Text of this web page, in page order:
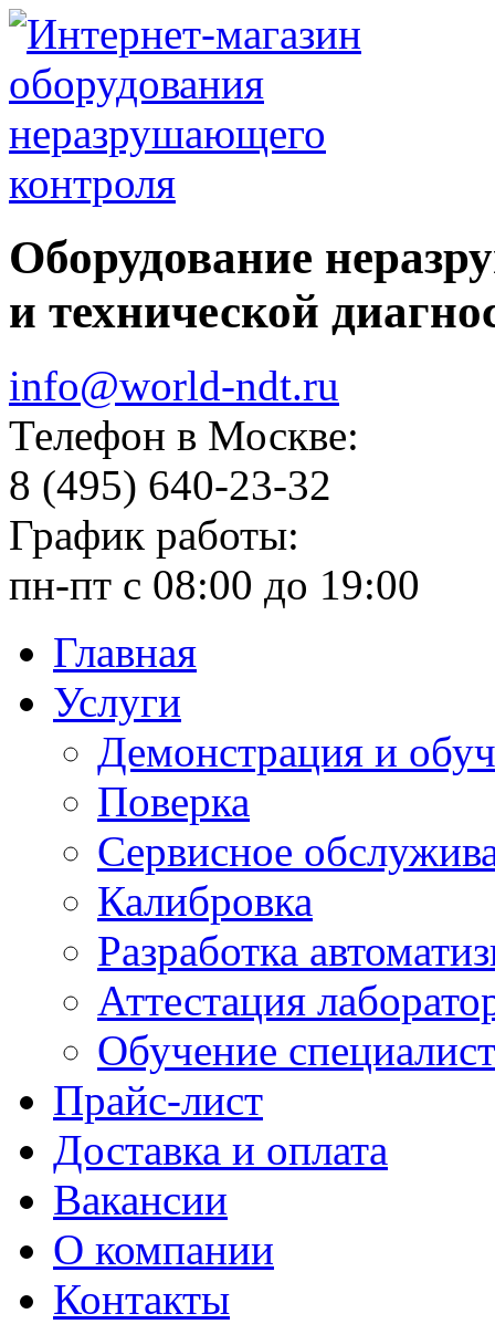
Оборудование
и технической
info@world-ndt.ru
Телефон в Москве:
8 (495) 640-23-32
График работы:
пн-пт с 08:00 до 19:00
Главная
Услуги
Демонстрация и
Поверка
Сервисное
Калибровка
Разработка
Аттестация
Обучение
Прайс-лист
Доставка и оплата
Вакансии
О компании
Контакты